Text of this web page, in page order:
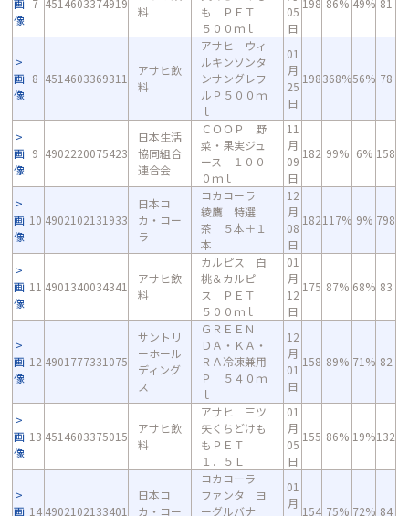
画
像
7 4514603374919
料
も ＰＥＴ
５００ｍｌ
05
日
198 86% 49% 81
画
像
8 4514603369311
アサヒ飲
料
アサヒ ウィ
ルキンソンタ
ンサングレフ
ルＰ５００ｍ
ｌ
01
月
25
日
198368%56% 78
画
像
9 4902220075423
日本生活
協同組合
連合会
ＣＯＯＰ 野
菜・果実ジュ
ース １００
０ｍｌ
11
月
09
日
182 99% 6% 158
画
像
10 4902102131933
日本コ
カ・コー
ラ
コカコーラ
綾鷹 特選
茶 ５本＋１
本
12
月
08
日
182117% 9% 798
画
像
11 4901340034341
アサヒ飲
料
カルピス 白
桃＆カルピ
ス ＰＥＴ
５００ｍｌ
01
月
12
日
175 87% 68% 83
画
像
12 4901777331075
サントリ
ーホール
ディング
ス
ＧＲＥＥＮ
ＤＡ・ＫＡ・
ＲＡ冷凍兼用
Ｐ ５４０ｍ
ｌ
12
月
01
日
158 89% 71% 82
画
像
13 4514603375015
アサヒ飲
料
アサヒ 三ツ
矢くちどけも
もＰＥＴ
１．５Ｌ
01
月
05
日
155 86% 19%132
画 14 4902102133401
日本コ
カ・コー
コカコーラ
ファンタ ヨ
ーグルバナ
01
月
154 75% 72% 84